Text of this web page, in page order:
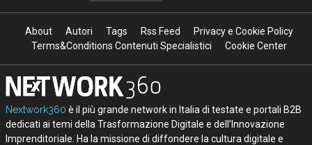
About Autori Tags Rss Feed
Privacy e Cookie Policy
Terms&Conditions Contenuti Specialistici
Cookie Center
Nextwork360 è il più grande network in Italia di testate e portali B2B
dedicati ai temi della Trasformazione Digitale e dell’Innovazione
Imprenditoriale. Ha la missione di diffondere la cultura digitale e